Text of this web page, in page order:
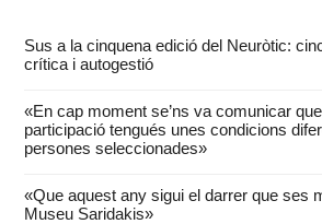
Sus a la cinquena edició del Neuròtic:
crítica i autogestió
«En cap moment se’ns va comunicar
participació tengués unes condicions
persones seleccionades»
«Que aquest any sigui el darrer que ses
Museu Saridakis»